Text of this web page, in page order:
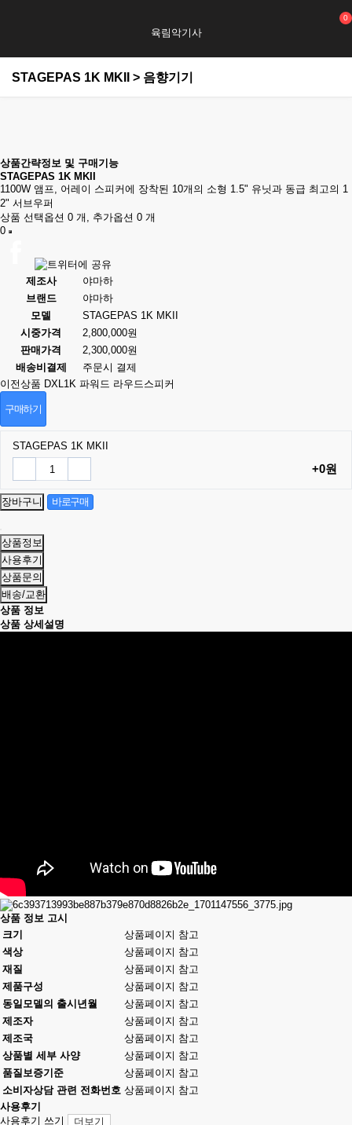
육림악기사
0
STAGEPAS 1K MKII > 음향기기
상품간략정보 및 구매기능
STAGEPAS 1K MKII
1100W 앰프, 어레이 스피커에 장착된 10개의 소형 1.5" 유닛과 동급 최고의 1
2" 서브우퍼
상품 선택옵션 0 개, 추가옵션 0 개
0
제조사
야마하
브랜드
야마하
모델
STAGEPAS 1K MKII
시중가격
2,800,000원
판매가격
2,300,000원
배송비결제
주문시 결제
이전상품 DXL1K 파워드 라우드스피커
구매하기
STAGEPAS 1K MKII
+0원
상품정보
사용후기
상품문의
배송/교환
상품 정보
상품 상세설명
상품 정보 고시
크기
상품페이지 참고
색상
상품페이지 참고
재질
상품페이지 참고
제품구성
상품페이지 참고
동일모델의 출시년월
상품페이지 참고
제조자
상품페이지 참고
제조국
상품페이지 참고
상품별 세부 사양
상품페이지 참고
품질보증기준
상품페이지 참고
소비자상담 관련 전화번호 상품페이지 참고
사용후기
사용후기 쓰기
더보기